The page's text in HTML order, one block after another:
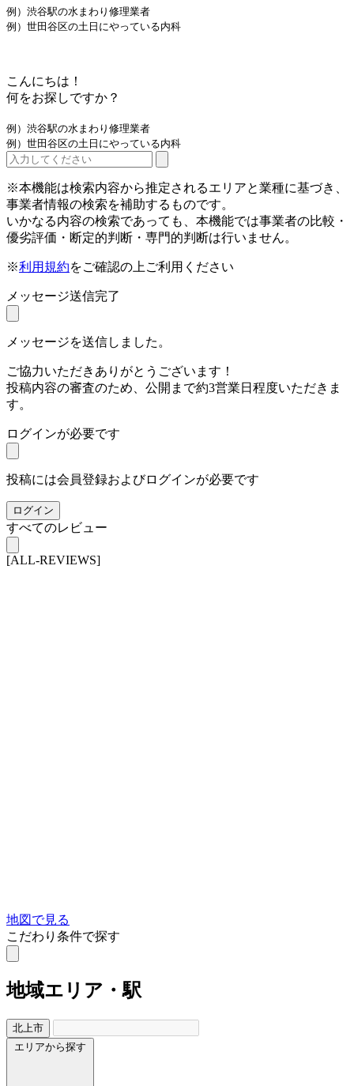
例）渋谷駅の水まわり修理業者
例）世田谷区の土日にやっている内科
こんにちは！
何をお探しですか？
例）渋谷駅の水まわり修理業者
例）世田谷区の土日にやっている内科
※本機能は検索内容から推定されるエリアと業種に基づき、
事業者情報の検索を補助するものです。
いかなる内容の検索であっても、本機能では事業者の比較・
優劣評価・断定的判断・専門的判断は行いません。
※利用規約をご確認の上ご利用ください
メッセージ送信完了
メッセージを送信しました。
ご協力いただきありがとうございます！
投稿内容の審査のため、公開まで約3営業日程度いただきま
す。
ログインが必要です
投稿には会員登録およびログインが必要です
ログイン
すべてのレビュー
[ALL-REVIEWS]
地図で見る
こだわり条件で探す
地域エリア・駅
北上市
エリアから探す